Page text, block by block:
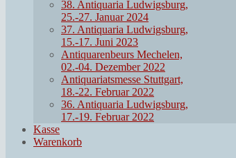
38. Antiquaria Ludwigsburg,
25.-27. Januar 2024
37. Antiquaria Ludwigsburg,
15.-17. Juni 2023
Antiquarenbeurs Mechelen,
02.-04. Dezember 2022
Antiquariatsmesse Stuttgart,
18.-22. Februar 2022
36. Antiquaria Ludwigsburg,
17.-19. Februar 2022
Kasse
Warenkorb